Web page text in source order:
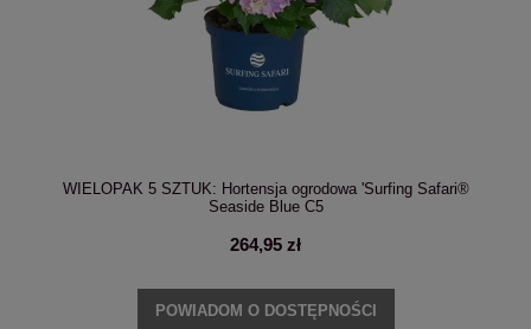
WIELOPAK 5 SZTUK: Hortensja ogrodowa 'Surfing Safari®
Seaside Blue C5
264,95 zł
POWIADOM O DOSTĘPNOŚCI